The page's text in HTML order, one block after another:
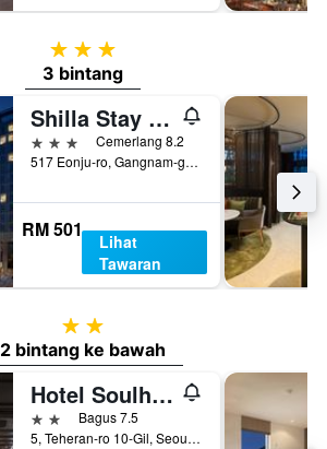
3 bintang
3 bintang
Shilla Stay Gangnam Yeoksam
3 bintangCemerlang 8.2
517 Eonju-ro, Gangnam-gu, Seoul, Korea Selatan
RM 501
Lihat
Tawaran
2 bintang
2 bintang ke bawah
Hotel Soulhada Gangnam
2 bintangBagus 7.5
5, Teheran-ro 10-Gil, Seoul, Korea Selatan